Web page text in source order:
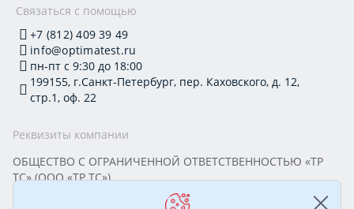
Связаться с помощью
+7 (812) 409 39 49
info@optimatest.ru
пн-пт с 9:30 до 18:00
199155, г.Санкт-Петербург, пер. Каховского, д. 12,
стр.1, оф. 22
Реквизиты компании
ОБЩЕСТВО С ОГРАНИЧЕННОЙ ОТВЕТСТВЕННОСТЬЮ «ТР
ТС» (ООО «ТР ТС»)
Юридический адрес: 199155, г. Санкт-Петербург, пер.